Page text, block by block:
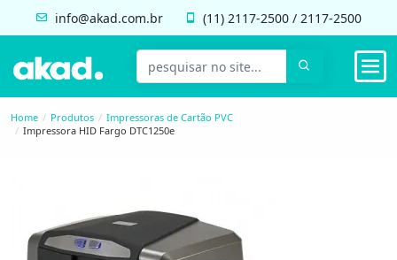
info@akad.com.br (11) 2117-2500 / 2117-2500
Home Produtos
Impressoras de Cartão PVC
Impressora HID Fargo DTC1250e